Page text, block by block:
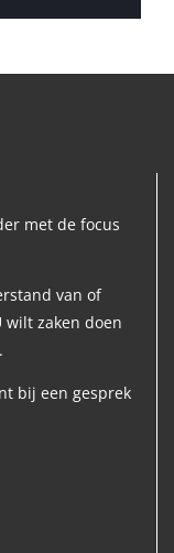
met de focus
van of
wilt zaken doen
bij een gesprek